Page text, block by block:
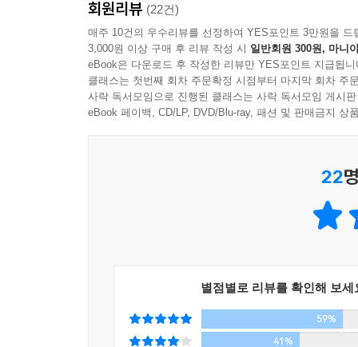
Q. 운전을 하다가 당신보다 느린 사람은 멍청이고
대개의 사람들은 어떤 것에 대한 자기 의견을
생각하는 경향이 있다. 하지만 지혜로운 사람
명백하게 보이는 어떤 사항들을 오히려 흐릿하게
정치적인 경쟁자를 언급하면서 이렇게 말했다. “
해답은 두둑한 보상이나 무거운 처벌에 있지
것이었다. 행동을 가로막는 장애 요인을 없애
음식을 두지 말아야 하고, 아이가 책을 읽지 않는
위 간단한 두 사례와 같이, 이 책에는 사회심리학
많은 질문과 예시를 통해 제시돼 있다. 그 내용
의사결정의 질을 획기적으로 높이고 동료를 보
풍성하다. 무엇보다도 사회심리학 분야의 세계적
- 클로드 스틸 (캘리포니아대학교 버클리 캠퍼스
우리가 현재와 같은 방식으로 생각하고 느끼고
회원리뷰 (22건)
매주 10건의 우수리뷰를 선정하여 YES포인트 3만원을 드
3,000원 이상 구매 후 리뷰 작성 시 일반회원 300원, 마니
eBook은 다운로드 후 작성한 리뷰만 YES포인트 지급됩니
클래스는 첫번째 회차 주문확정 시점부터 마지막 회차 주
사락 독서모임으로 진행된 클래스는 사락 독서모임 게시
eBook 페이백, CD/LP, DVD/Blu-ray, 패션 및 판매금지 상
22
별점별로 리뷰를 확인해 보세
59%
41%